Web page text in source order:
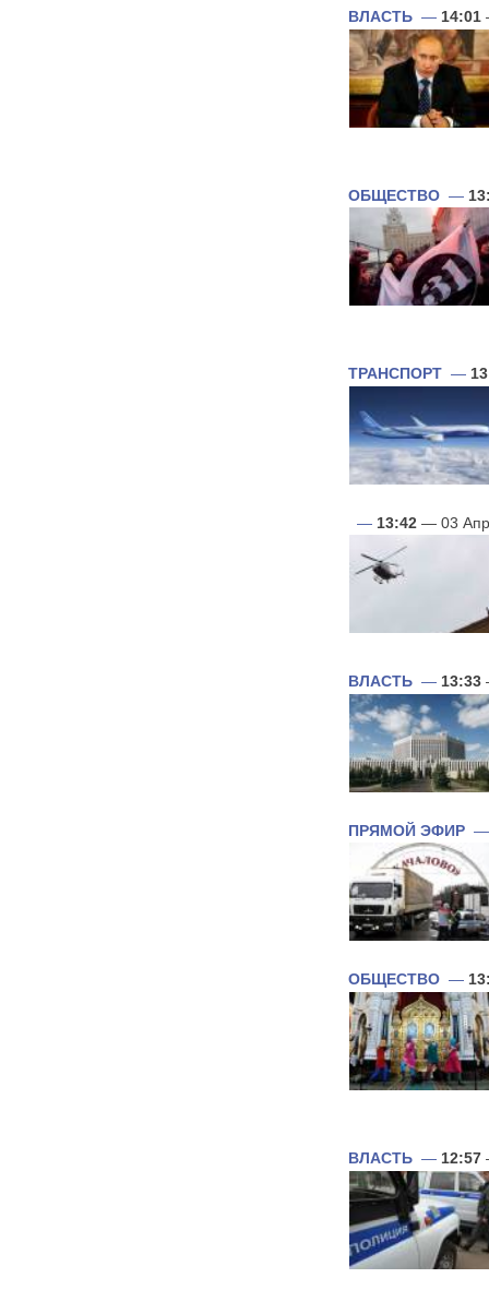
ВЛАСТЬ — 14:01
ОБЩЕСТВО —
ТРАНСПОРТ —
— 13:42 — 03
ВЛАСТЬ — 13:33
ПРЯМОЙ ЭФИР
ОБЩЕСТВО —
ВЛАСТЬ — 12:57